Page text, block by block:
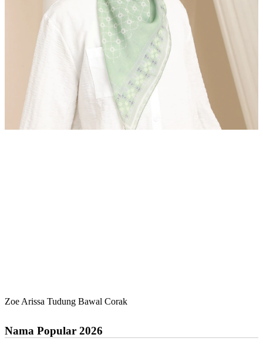
Zoe Arissa Tudung Bawal Corak
Nama Popular 2026